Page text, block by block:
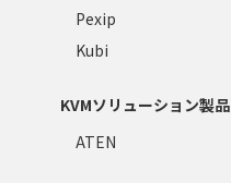
Pexip
Kubi
KVMソリューション製品
ATEN